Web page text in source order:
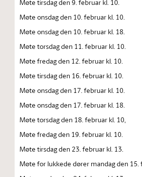
Møte tirsdag den 9. februar kl. 10.
Møte onsdag den 10. februar kl. 10.
Møte onsdag den 10. februar kl. 18.
Møte torsdag den 11. februar kl. 10.
Møte fredag den 12. februar kl. 10.
Møte tirsdag den 16. februar kl. 10.
Møte onsdag den 17. februar kl. 10.
Møte onsdag den 17. februar kl. 18.
Møte torsdag den 18. februar kl. 10,
Møte fredag den 19. februar kl. 10.
Møte tirsdag den 23. februar kl. 13.
Møte for lukkede dører mandag den 15.